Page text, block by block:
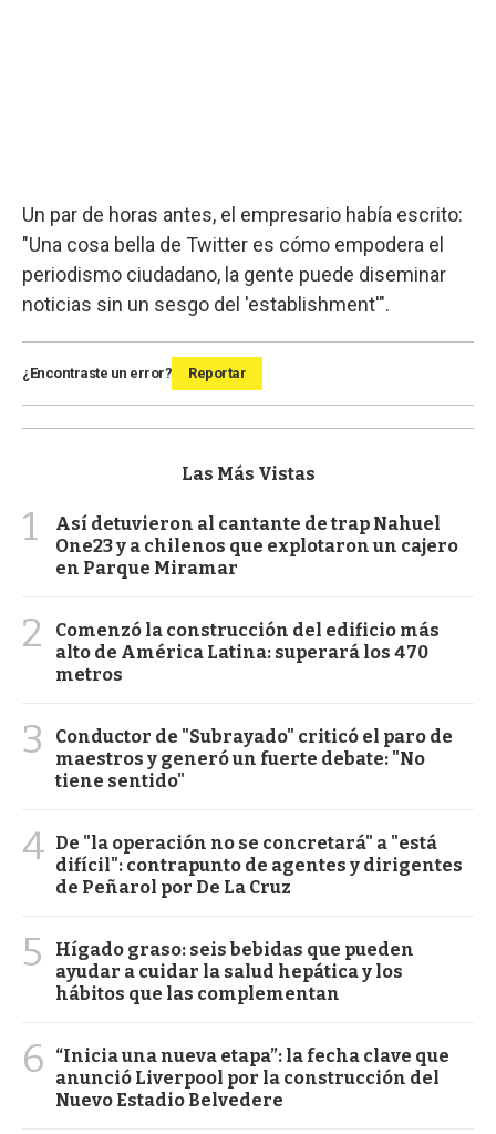
Un par de horas antes, el empresario había escrito:
"Una cosa bella de Twitter es cómo empodera el
periodismo ciudadano, la gente puede diseminar
noticias sin un sesgo del 'establishment'".
¿Encontraste un error? Reportar
Las Más Vistas
1
Así detuvieron al cantante de trap Nahuel
One23 y a chilenos que explotaron un cajero
en Parque Miramar
2
Comenzó la construcción del edificio más
alto de América Latina: superará los 470
metros
3
Conductor de "Subrayado" criticó el paro de
maestros y generó un fuerte debate: "No
tiene sentido"
4 De "la operación no se concretará" a "está
difícil": contrapunto de agentes y dirigentes
de Peñarol por De La Cruz
5
Hígado graso: seis bebidas que pueden
ayudar a cuidar la salud hepática y los
hábitos que las complementan
6
“Inicia una nueva etapa”: la fecha clave que
anunció Liverpool por la construcción del
Nuevo Estadio Belvedere